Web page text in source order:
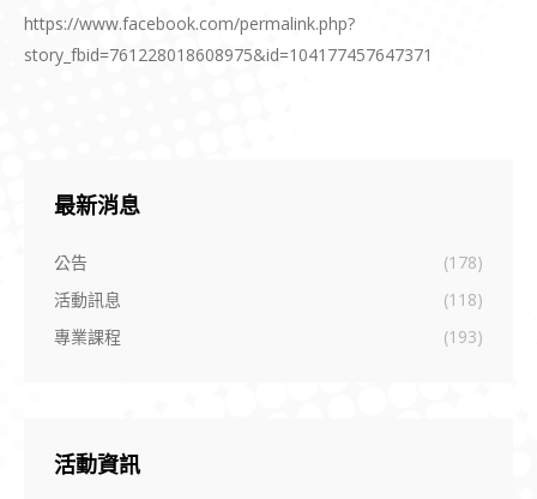
https://www.facebook.com/permalink.php?
story_fbid=761228018608975&id=104177457647371
最新消息
公告
(178)
活動訊息
(118)
專業課程
(193)
活動資訊